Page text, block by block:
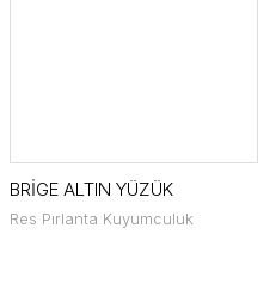
BRİGE ALTIN YÜZÜK
Res Pırlanta Kuyumculuk